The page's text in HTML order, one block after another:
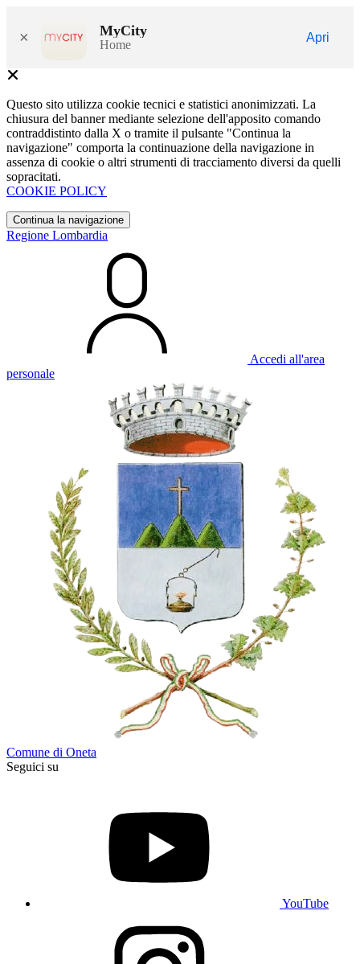
× MyCity
Home
Apri
Questo sito utilizza cookie tecnici e statistici anonimizzati. La
chiusura del banner mediante selezione dell'apposito comando
contraddistinto dalla X o tramite il pulsante "Continua la
navigazione" comporta la continuazione della navigazione in
assenza di cookie o altri strumenti di tracciamento diversi da quelli
sopracitati.
COOKIE POLICY
Continua la navigazione
Regione Lombardia
Accedi all'area
personale
Comune di Oneta
Seguici su
YouTube